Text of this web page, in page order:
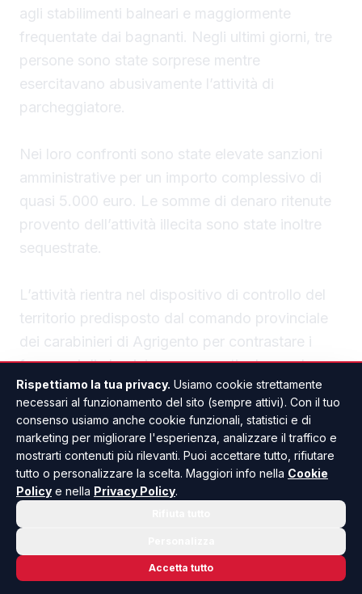
agli stabilimenti balneari e maggiormente
frequentate dai bagnanti. Negli ultimi giorni, tre
persone sono state sorprese mentre
esercitavano abusivamente l’attività di
parcheggiatore.
Nei loro confronti sono state elevate sanzioni
amministrative per un importo complessivo di
quasi 5.000 euro. Le somme di denaro ritenute
provento dell’attività illecita sono state inoltre
sequestrate.
L’attività rientra nel dispositivo di controllo del
territorio predisposto dal comando provinciale
dei carabinieri di Agrigento per contrastare i
fenomeni di abusivismo e garantire la regolare
fruizione degli spazi pubblici.
I controlli proseguiranno anche nei prossimi
giorni, con particolare attenzione alle aree
costiere.
Rispettiamo la tua privacy. Usiamo cookie strettamente
necessari al funzionamento del sito (sempre attivi). Con il tuo
consenso usiamo anche cookie funzionali, statistici e di
marketing per migliorare l'esperienza, analizzare il traffico e
mostrarti contenuti più rilevanti. Puoi accettare tutto, rifiutare
tutto o personalizzare la scelta. Maggiori info nella Cookie
Policy e nella Privacy Policy.
Accetta tutto